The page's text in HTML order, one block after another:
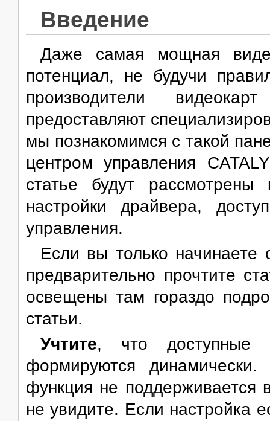
Введение
Даже самая мощная
потенциал, не будучи
производители
предоставляют
мы познакомимся с такой
центром управления
статье будут
настройки драйвера,
управления.
Если вы только начинаете
предварительно прочтите
освещены там гораздо
статьи.
Учтите, что доступные
формируются
функция не
не увидите. Если настройка